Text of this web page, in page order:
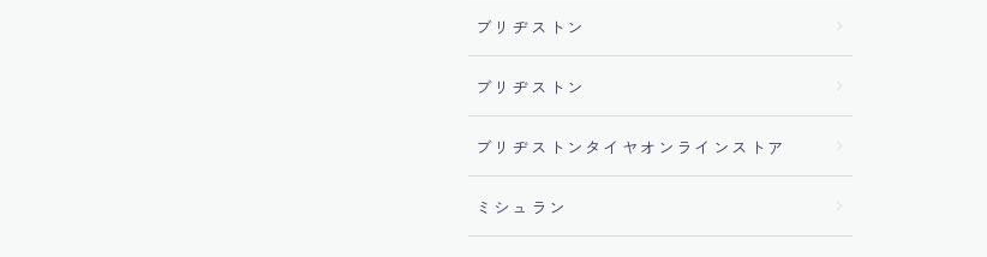
ブリヂストン
ブリヂストン
ブリヂストンタイヤオンラインストア
ミシュラン